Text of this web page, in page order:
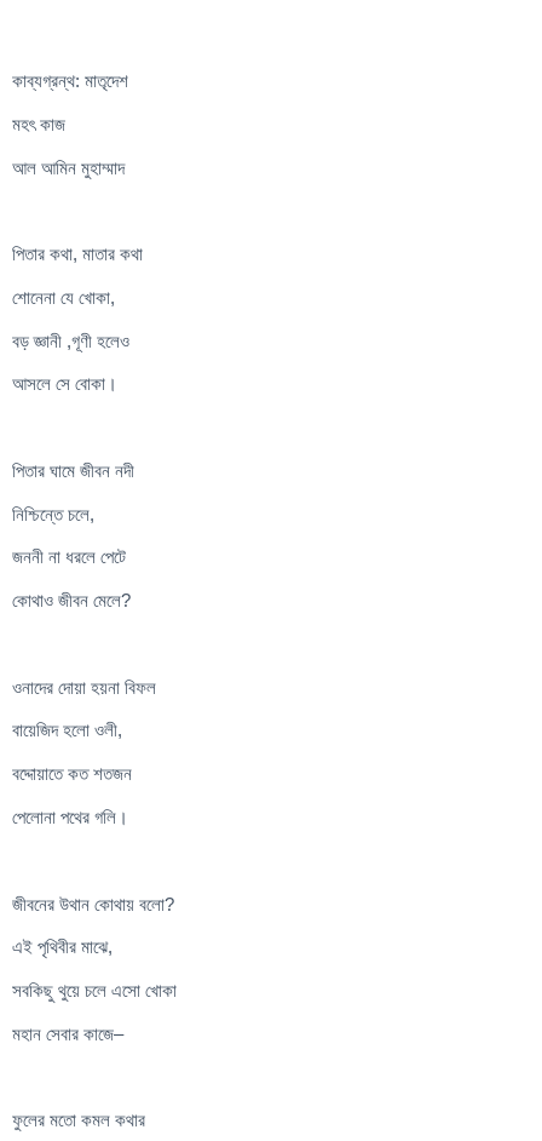
কাব্যগ্রন্থ: মাতৃদেশ
মহৎ কাজ
আল আমিন মুহাম্মাদ
পিতার কথা, মাতার কথা
শোনেনা যে খোকা,
বড় জ্ঞানী ,গূণী হলেও
আসলে সে বোকা।
পিতার ঘামে জীবন নদী
নিশ্চিন্তে চলে,
জননী না ধরলে পেটে
কোথাও জীবন মেলে?
ওনাদের দোয়া হয়না বিফল
বায়েজিদ হলো ওলী,
বদ্দোয়াতে কত শতজন
পেলোনা পথের গলি।
জীবনের উথান কোথায় বলো?
এই পৃথিবীর মাঝে,
সবকিছু থুয়ে চলে এসো খোকা
মহান সেবার কাজে–
ফুলের মতো কমল কথার